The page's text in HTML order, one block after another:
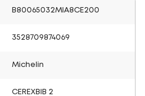
B80065032MIA8CE200
3528709874069
Michelin
CEREXBIB 2